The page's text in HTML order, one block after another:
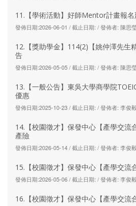
11.【學術活動】好師Mentor計畫報名
發佈日期:2026-06-01 / 截止日期: / 發佈者: 陳思
12.【獎助學金】114(2)【姚仲澤先生
告
發佈日期:2026-05-05 / 截止日期: / 發佈者: 陳思
13.【一般公告】東吳大學商學院
優惠
發佈日期:2025-10-23 / 截止日期: / 發佈者: 李俊
14.【校園徵才】保發中心【產學交流
產險
發佈日期:2026-05-14 / 截止日期: / 發佈者: 李俊
15.【校園徵才】保發中心【產學交流
發佈日期:2026-05-06 / 截止日期: / 發佈者: 李俊
16.【校園徵才】保發中心【產學交流